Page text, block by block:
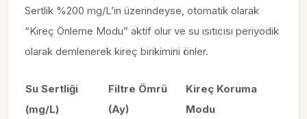
Sertlik %200 mg/L’in üzerindeyse, otomatik olarak
“Kireç Önleme Modu” aktif olur ve su ısıtıcısı periyodik
olarak demlenerek kireç birikimini önler.
Su Sertliği
(mg/L)
Filtre Ömrü
(Ay)
Kireç Koruma
Modu